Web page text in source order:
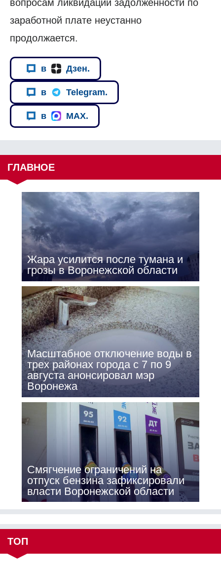
вопросам ликвидации задолженности по
заработной плате неустанно
продолжается.
в Дзен.
в Telegram.
в MAX.
ГЛАВНОЕ
Жара усилится после тумана и
грозы в Воронежской области
Масштабное отключение воды в
трех районах города с 7 по 9
августа анонсировал мэр
Воронежа
Смягчение ограничений на
отпуск бензина зафиксировали
власти Воронежской области
ТОП